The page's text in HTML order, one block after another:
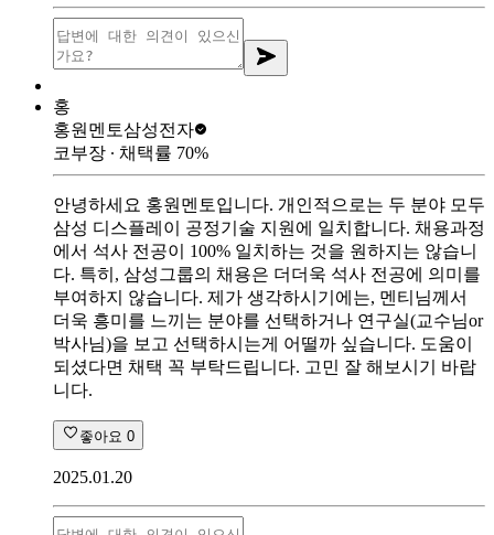
홍
홍원멘토삼성전자
코부장 ∙ 채택률 70%
안녕하세요 홍원멘토입니다. 개인적으로는 두 분야 모두
삼성 디스플레이 공정기술 지원에 일치합니다. 채용과정
에서 석사 전공이 100% 일치하는 것을 원하지는 않습니
다. 특히, 삼성그룹의 채용은 더더욱 석사 전공에 의미를
부여하지 않습니다. 제가 생각하시기에는, 멘티님께서
더욱 흥미를 느끼는 분야를 선택하거나 연구실(교수님or
박사님)을 보고 선택하시는게 어떨까 싶습니다. 도움이
되셨다면 채택 꼭 부탁드립니다. 고민 잘 해보시기 바랍
니다.
좋아요 0
2025.01.20